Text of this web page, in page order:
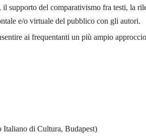
supporto del comparativismo fra testi, la
e/o virtuale del pubblico con gli autori.
ai frequentanti un più ampio
Italiano di Cultura, Budapest)